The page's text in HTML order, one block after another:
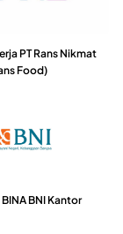
PT Rans Nikmat
Food)
BNI Kantor